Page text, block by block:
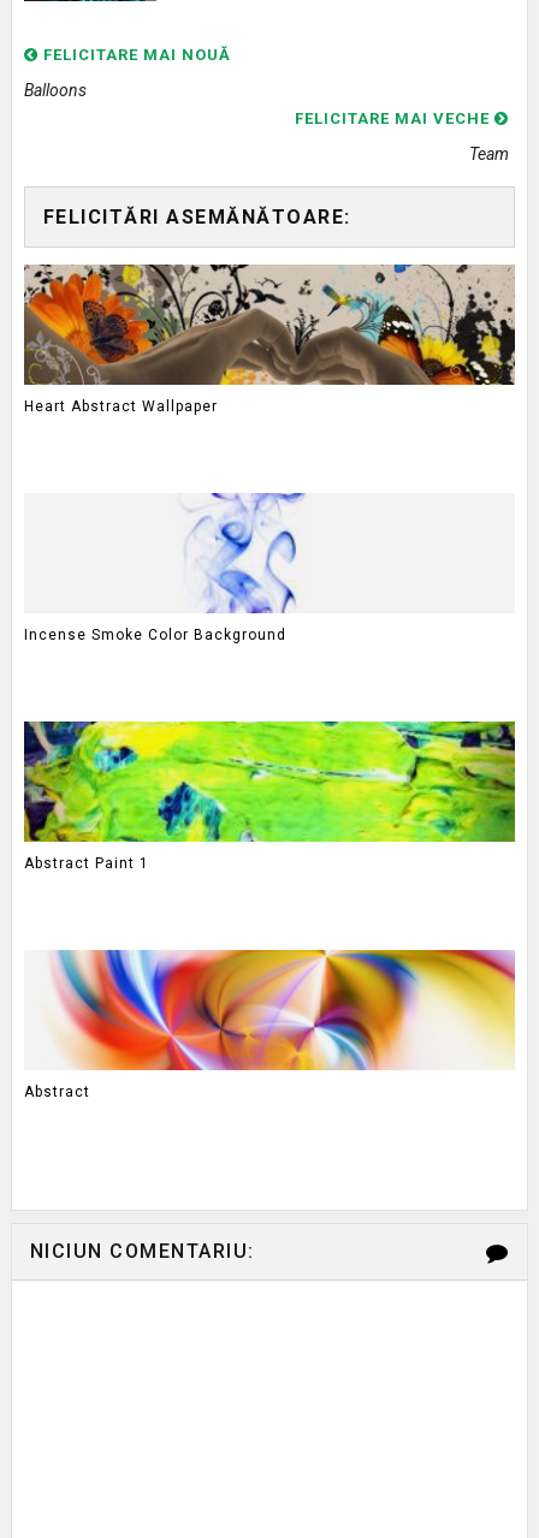
FELICITARE MAI NOUĂ
Balloons
FELICITARE MAI VECHE
Team
FELICITĂRI ASEMĂNĂTOARE:
Heart Abstract Wallpaper
Incense Smoke Color Background
Abstract Paint 1
Abstract
NICIUN COMENTARIU: